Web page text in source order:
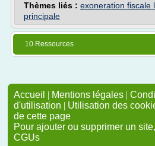
Thèmes liés : exoneration fiscale
principale
10 Ressources
Accueil | Mentions légales |
d'utilisation | Utilisation des
de cette page
Pour ajouter ou supprimer un
CGUs